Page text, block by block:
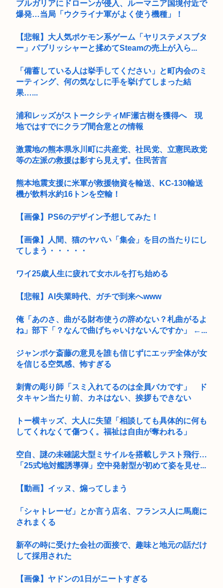
ブルガリアにドローンが侵入、ルーマニア国境付近で
爆発…当局「ウクライナ軍がよく使う機種」！
【悲報】大人気ポケモン系ゲーム「ヤリステメスブタ
ー」パブリッシャーと揉めてSteamの売上が入ら...
「備蓄している人は挙手してください」と町内会のミ
ーティング、何の気なしに手を挙げてしまった結
果…...
浦和レッズがストークシティMF瀬古樹を獲得へ 現
地ではすでにクラブ間合意との情報
激震地の熊本県氷川町に共産党、社民党、立憲民政党
等の左派の救援は影すら見えず。住民苦言
熊本地震支援に米軍が救援物資を輸送、KC-130輸送
機が飲料水約16トンを空輸！
【画像】PS6のデザイン予想してみた！
【画像】人間、猫のヤバい「集会」を目の当たりにし
てしまう・・・・・
ワイ25歳人生に疲れて女ホルを打ち始める
【悲報】AI失業時代、ガチで到来へwww
俺「あのさ、曲がる財布使うの辞めない？札曲がるよ
ね」部下「？なんで曲げちゃいけないんですか」 ←...
ジャンポケ斎藤の意見を誰も信じずにエッヂ全体が女
を信じる空気感、怖すぎる
刺青の彫り師「スミ入れてるのは全員バカです」 ド
タキャン当たり前、カネはない、挨拶もできない
トー横キッズ、大人に失望「相談しても具体的に何も
してくれなくて傷つく。福祉は自由が奪われる」
空自、謎の未確認大型ミサイルを搭載しテスト飛行…
「25式地対艦誘導弾」空中発射型が初めて姿を見せ...
【動画】イッヌ、煽ってしまう
「シャトレーゼ」とか言う店名、フランス人に馬鹿に
されまくる
新卒の時に受けた会社の面接で、趣味と地元の話だけ
して採用された
【画像】ヤドンの1日がニートすぎる